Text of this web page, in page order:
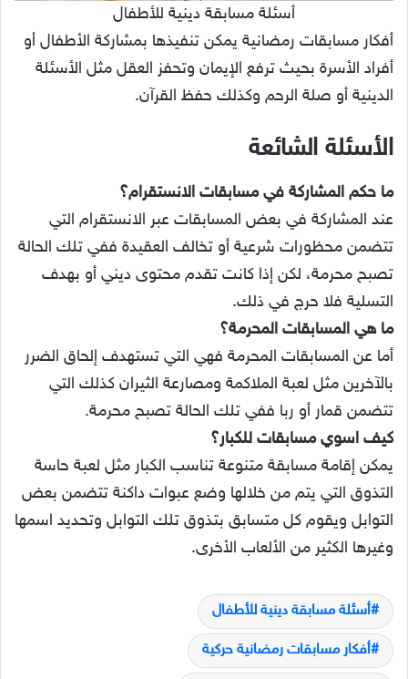
أسئلة مسابقة دينية للأطفال
أفكار مسابقات رمضانية يمكن تنفيذها بمشاركة الأطفال أو
أفراد الأسرة بحيث ترفع الإيمان وتحفز العقل مثل الأسئلة
الدينية أو صلة الرحم وكذلك حفظ القرآن.
الأسئلة الشائعة
ما حكم المشاركة في مسابقات الانستقرام؟
عند المشاركة في بعض المسابقات عبر الانستقرام التي
تتضمن محظورات شرعية أو تخالف العقيدة ففي تلك الحالة
تصبح محرمة، لكن إذا كانت تقدم محتوى ديني أو بهدف
التسلية فلا حرج في ذلك.
ما هي المسابقات المحرمة؟
أما عن المسابقات المحرمة فهي التي تستهدف إلحاق الضرر
بالآخرين مثل لعبة الملاكمة ومصارعة الثيران كذلك التي
تتضمن قمار أو ربا ففي تلك الحالة تصبح محرمة.
كيف اسوي مسابقات للكبار؟
يمكن إقامة مسابقة متنوعة تناسب الكبار مثل لعبة حاسة
التذوق التي يتم من خلالها وضع عبوات داكنة تتضمن بعض
التوابل ويقوم كل متسابق بتذوق تلك التوابل وتحديد اسمها
وغيرها الكثير من الألعاب الأخرى.
أسئلة مسابقة دينية للأطفال
أفكار مسابقات رمضانية حركية